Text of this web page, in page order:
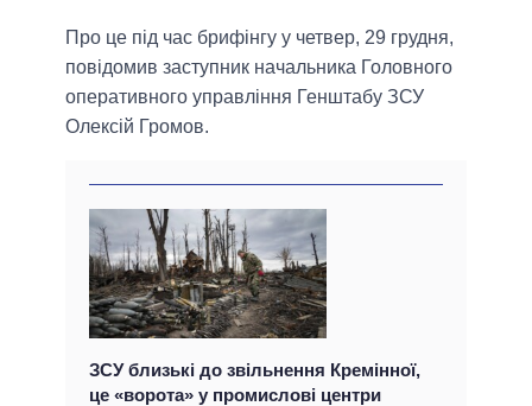
Про це під час брифінгу у четвер, 29 грудня,
повідомив заступник начальника Головного
оперативного управління Генштабу ЗСУ
Олексій Громов.
ЗСУ близькі до звільнення Кремінної,
це «ворота» у промислові центри